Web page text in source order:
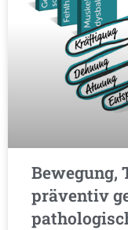
Bewegung,
präventiv